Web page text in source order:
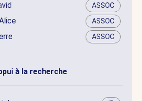
ASSOC
ASSOC
ASSOC
à la recherche